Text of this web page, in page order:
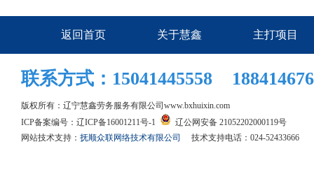
返回首页 关于慧鑫 主打项目
联系方式：15041445558
版权所有：辽宁慧鑫劳务服务有限公司 www.bxhuixin.com
ICP备案编号： 辽ICP备16001211号-1
辽公网安备 21052202000119号
网站技术支持： 抚顺众联网络技术有限公司 技术支持电话：024-52433666